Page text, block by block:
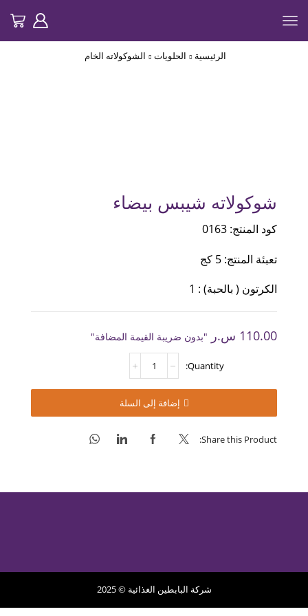
الرئيسية الحلويات الشوكولاته الخام
شوكولاته شيبس بيضاء
كود المنتج: 0163
تعبئة المنتج: 5 كج
الكرتون ( بالحبة) : 1
110.00 س.ر "بدون ضريبة القيمة المضافة"
شوكولاته
شيبس
إضافة إلى السلة
Share this Product:
شركة البابطين الغذائية © 2025